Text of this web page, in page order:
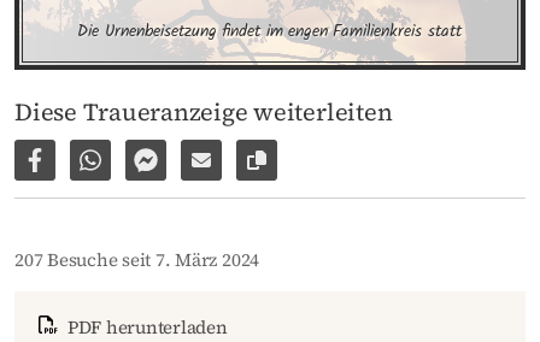
Die Urnenbeisetzung findet im engen Familienkreis statt
Diese Traueranzeige weiterleiten
Auf Facebook teilen
Per WhatsApp weiterleiten
Per Facebook Messenger weiterleiten
Per E-Mail versenden
Link zur Seite kopieren
207 Besuche seit 7. März 2024
PDF herunterladen